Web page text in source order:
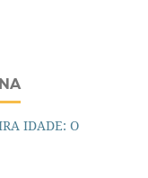
IDADE: O